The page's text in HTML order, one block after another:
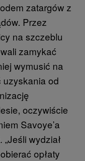
zatargów z
Przez
na szczeblu
zamykać
wymusić na
uzyskania od
oczywiście
Savoye’a
wydział
opłaty